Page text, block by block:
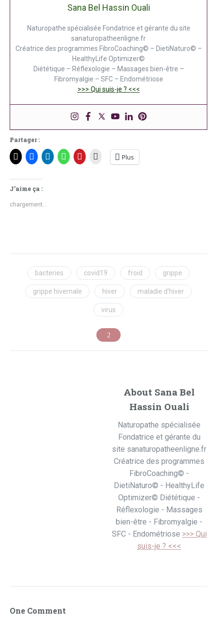
Sana Bel Hassin Ouali
Naturopathe spécialisée Fondatrice et gérante du site
sanaturopatheenligne.fr
Créatrice des programmes FibroCoaching© – DietiNaturo© –
HealthyLife Optimizer©
Diététique – Réflexologie – Massages bien-être –
Fibromyalgie – SFC – Endométriose
>>> Qui suis-je ? <<<
Partager :
Plus
J’aime ça :
chargement…
bacteries covid19 froid grippe
grippe hivernale hiver maladie d'hiver
virus
About Sana Bel
Hassin Ouali
Naturopathe spécialisée
Fondatrice et gérante du
site sanaturopatheenligne.fr
Créatrice des programmes
FibroCoaching© -
DietiNaturo© - HealthyLife
Optimizer© Diététique -
Réflexologie - Massages
bien-être - Fibromyalgie -
SFC - Endométriose >>> Qui
suis-je ? <<<
One Comment